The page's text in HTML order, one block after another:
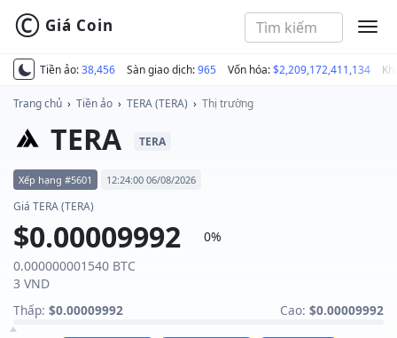
Tiền ảo:38,456 Sàn giao dịch:965 Vốn hóa:$2,209,172,411,134
© Giá Coin
Trang chủ › Tiền ảo › TERA (TERA) › Thị trường
TERA TERA
Xếp hạng #5601 12:24:00 06/08/2026
Giá TERA (TERA)
$0.00009992
0%
0.000000001540 BTC
3 VND
Thấp: $0.00009992 Cao: $0.00009992